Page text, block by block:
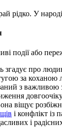
рідко. У
події або
згадує про
за
з
віщує
і конфлікт із
і